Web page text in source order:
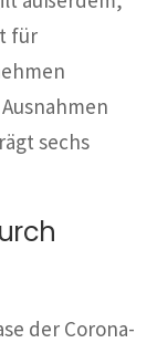
für
sechs
der Corona-